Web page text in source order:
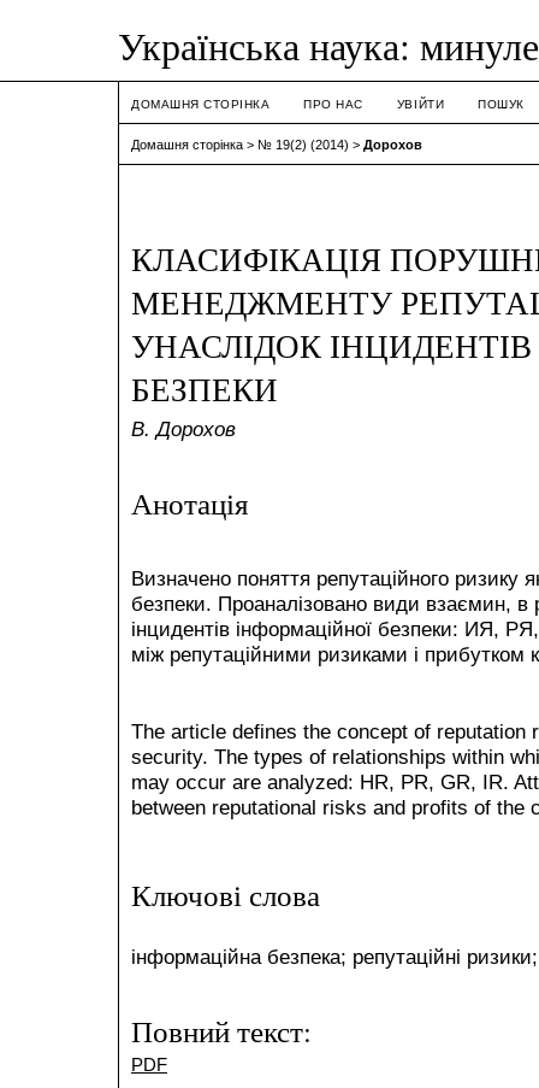
Українська наука:
ДОМАШНЯ СТОРІНКА ПРО НАС УВІЙТИ ПОШУК
Домашня сторінка > № 19(2) (2014) > Дорохов
КЛАСИФІКАЦІЯ
МЕНЕДЖМЕНТУ
УНАСЛІДОК
БЕЗПЕКИ
В. Дорохов
Анотація
Визначено поняття репутаційного ризику
безпеки. Проаналізовано види взаємин,
інцидентів інформаційної безпеки: ИЯ,
між репутаційними ризиками і прибутком
The article defines the concept of reputation
security. The types of relationships within
may occur are analyzed: HR, PR, GR, IR.
between reputational risks and profits of the
Ключові слова
інформаційна безпека; репутаційні
Повний текст:
PDF